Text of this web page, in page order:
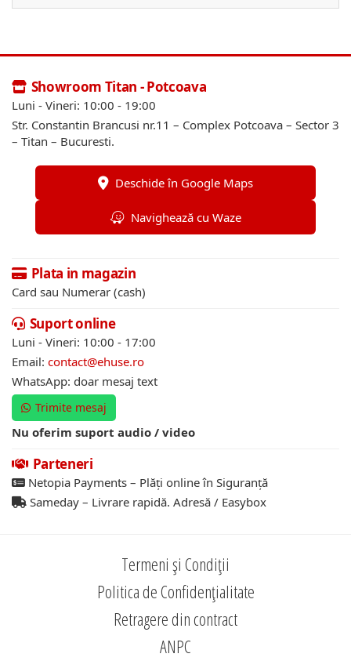
Showroom Titan - Potcoava
Luni - Vineri: 10:00 - 19:00
Str. Constantin Brancusi nr.11 – Complex Potcoava – Sector 3
– Titan – Bucuresti.
Deschide în Google Maps
Navighează cu Waze
Plata in magazin
Card sau Numerar (cash)
Suport online
Luni - Vineri: 10:00 - 17:00
Email: contact@ehuse.ro
WhatsApp: doar mesaj text
Trimite mesaj
Nu oferim suport audio / video
Parteneri
Netopia Payments – Plăți online în Siguranță
Sameday – Livrare rapidă. Adresă / Easybox
Termeni și Condiții
Politica de Confidențialitate
Retragere din contract
ANPC